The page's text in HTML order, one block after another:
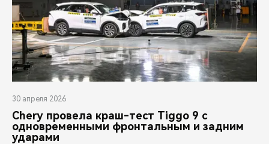
30 апреля 2026
Chery провела краш-тест Tiggo 9 с
одновременными фронтальным и задним
ударами